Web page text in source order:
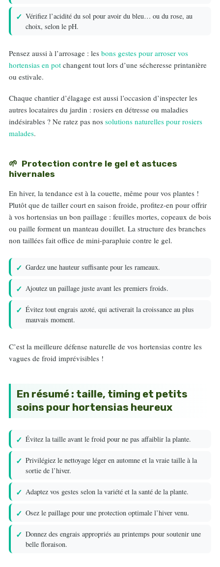
Vérifiez l’acidité du sol pour avoir du bleu… ou du rose, au
choix, selon le pH.
Pensez aussi à l’arrosage : les bons gestes pour arroser vos
hortensias en pot changent tout lors d’une sécheresse printanière
ou estivale.
Chaque chantier d’élagage est aussi l’occasion d’inspecter les
autres locataires du jardin : rosiers en détresse ou maladies
indésirables ? Ne ratez pas nos solutions naturelles pour rosiers
malades.
Protection contre le gel et astuces
hivernales
En hiver, la tendance est à la couette, même pour vos plantes !
Plutôt que de tailler court en saison froide, profitez-en pour offrir
à vos hortensias un bon paillage : feuilles mortes, copeaux de bois
ou paille forment un manteau douillet. La structure des branches
non taillées fait office de mini-parapluie contre le gel.
Gardez une hauteur suffisante pour les rameaux.
Ajoutez un paillage juste avant les premiers froids.
Évitez tout engrais azoté, qui activerait la croissance au plus
mauvais moment.
C’est la meilleure défense naturelle de vos hortensias contre les
vagues de froid imprévisibles !
En résumé : taille, timing et petits
soins pour hortensias heureux
Évitez la taille avant le froid pour ne pas affaiblir la plante.
Privilégiez le nettoyage léger en automne et la vraie taille à la
sortie de l’hiver.
Adaptez vos gestes selon la variété et la santé de la plante.
Osez le paillage pour une protection optimale l’hiver venu.
Donnez des engrais appropriés au printemps pour soutenir une
belle floraison.